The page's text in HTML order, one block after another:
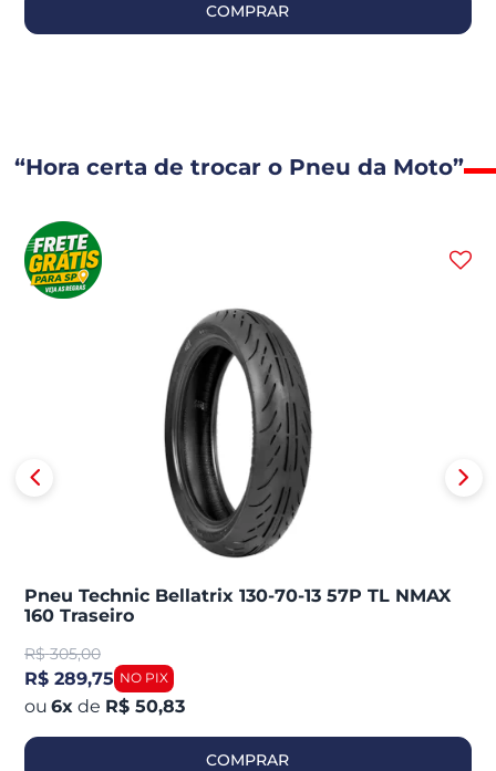
COMPRAR
“Hora certa de trocar o Pneu da Moto”
Pneu Technic Bellatrix 130-70-13 57P TL NMAX
160 Traseiro
R$ 305,00
R$ 289,75
6x de R$ 50,83
COMPRAR